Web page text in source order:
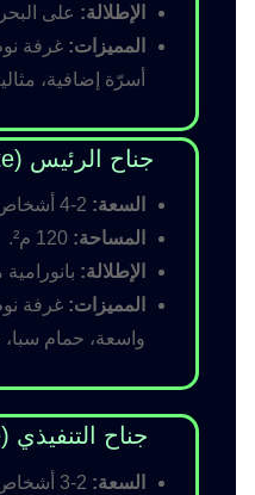
الإطلالة: على
المميزات: غرفة
أسرّة إضافية،
جناح الرئيس (Presidential Suite)
السعة:
المساحة:
الإطلالة:
المميزات: غرفة
واسعة، حمام سبا،
جناح التنفيذي (Executive Suite)
السعة: